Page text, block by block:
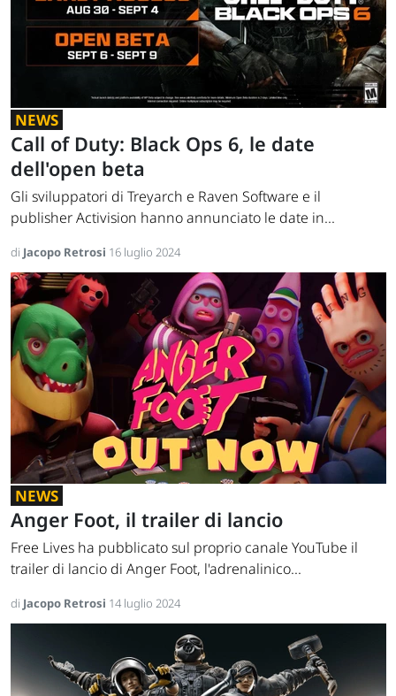
NEWS
Call of Duty: Black Ops 6, le date
dell'open beta
Gli sviluppatori di Treyarch e Raven Software e il
publisher Activision hanno annunciato le date in...
di Jacopo Retrosi 16 luglio 2024
NEWS
Anger Foot, il trailer di lancio
Free Lives ha pubblicato sul proprio canale YouTube il
trailer di lancio di Anger Foot, l'adrenalinico...
di Jacopo Retrosi 14 luglio 2024